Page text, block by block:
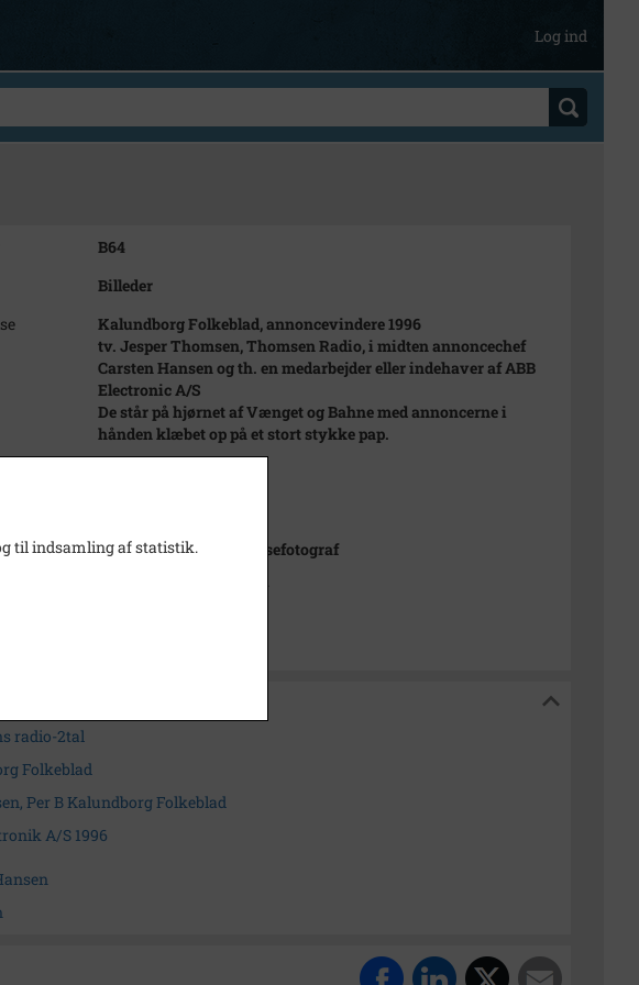
Log ind
B64
Billeder
Kalundborg Folkeblad, annoncevindere 1996
tv. Jesper Thomsen, Thomsen Radio, i midten annoncechef
Carsten Hansen og th. en medarbejder eller indehaver af ABB
Electronic A/S
De står på hjørnet af Vænget og Bahne med annoncerne i
hånden klæbet op på et stort stykke pap.
Per B. Christensen pressefotograf
radio-2tal
Folkeblad
Per B Kalundborg Folkeblad
A/S 1996
til indsamling af statistik.